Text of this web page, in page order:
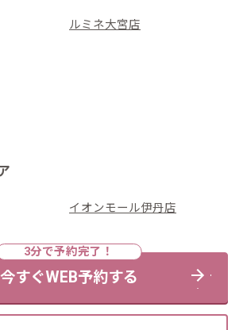
ルミネ大宮店
イオンモール伊丹店
今すぐWEB予約する